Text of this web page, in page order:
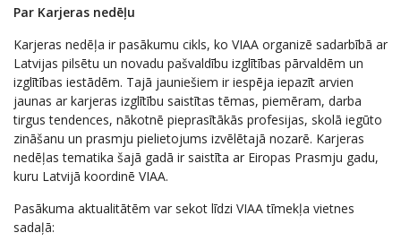
Par Karjeras nedēļu
Karjeras nedēļa ir pasākumu cikls, ko VIAA organizē sadarbībā ar
Latvijas pilsētu un novadu pašvaldību izglītības pārvaldēm un
izglītības iestādēm. Tajā jauniešiem ir iespēja iepazīt arvien
jaunas ar karjeras izglītību saistītas tēmas, piemēram, darba
tirgus tendences, nākotnē pieprasītākās profesijas, skolā iegūto
zināšanu un prasmju pielietojums izvēlētajā nozarē. Karjeras
nedēļas tematika šajā gadā ir saistīta ar Eiropas Prasmju gadu,
kuru Latvijā koordinē VIAA.
Pasākuma aktualitātēm var sekot līdzi VIAA tīmekļa vietnes
sadaļā: